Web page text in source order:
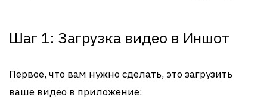
Шаг 1: Загрузка видео в Иншот
Первое, что вам нужно сделать, это загрузить
ваше видео в приложение: